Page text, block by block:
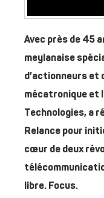
Avec près de 45
meylanaise
d’actionneurs et
mécatronique et
Technologies, a
Relance pour
cœur de deux
libre. Focus.